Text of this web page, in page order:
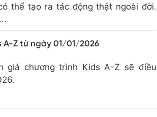
thể tạo ra tác động thật ngoài đời.
A-Z từ ngày 01/01/2026
giá chương trình Kids A-Z sẽ điều